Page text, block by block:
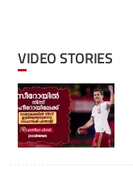
VIDEO STORIES